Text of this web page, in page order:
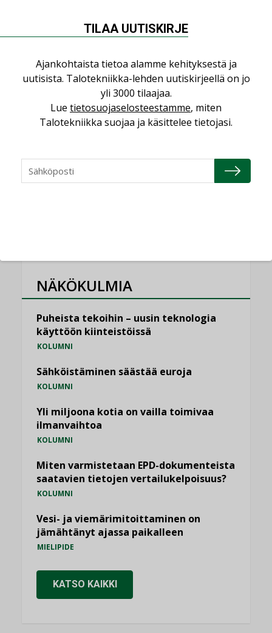
Kolumni: Ilmastonmuutos muuttaa
rakennusten korjaustarpeita
Sähköistyminen kasvaa voimakkaasti:
”Tulevat kilpailuedut syntyvät, kun
erilliset teknologiat tuodaan yhteen”
AJANKOHTAISTA, TILAAJILLE
perusparannushankkeissa
AJANKOHTAISTA
NÄKÖKULMIA
Puheista tekoihin – uusin teknologia
käyttöön kiinteistöissä
KOLUMNI
Sähköistäminen säästää euroja
KOLUMNI
Yli miljoona kotia on vailla toimivaa
ilmanvaihtoa
KOLUMNI
Miten varmistetaan EPD-dokumenteista
saatavien tietojen vertailukelpoisuus?
KOLUMNI
Vesi- ja viemärimitoittaminen on
jämähtänyt ajassa paikalleen
MIELIPIDE
KATSO KAIKKI
TILAA UUTISKIRJE
Ajankohtaista tietoa alamme kehityksestä ja
uutisista. Talotekniikka-lehden uutiskirjeellä on jo
yli 3000 tilaajaa.
Lue tietosuojaselosteestamme, miten
Talotekniikka suojaa ja käsittelee tietojasi.